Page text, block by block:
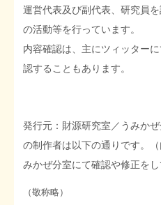
運営代表及び副代表、研究員
の活動等を行っています。
内容確認は、主にツィッター
認することもあります。
発行元：財源研究室／うみか
の制作者は以下の通りです。
みかぜ分室にて確認や修正をし
（敬称略）